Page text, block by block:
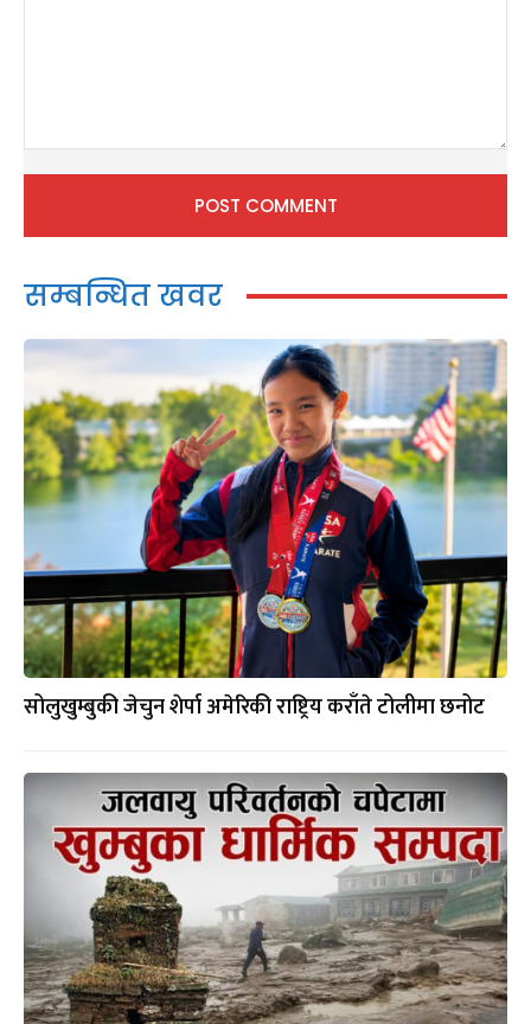
सम्बन्धित खवर
सोलुखुम्बुकी जेचुन शेर्पा अमेरिकी राष्ट्रिय कराँते टोलीमा छनोट